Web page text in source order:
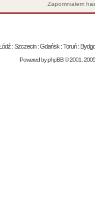
Zapomniałem
: Szczecin : Gdańsk : Toruń :
Powered byphpBB© 2001,